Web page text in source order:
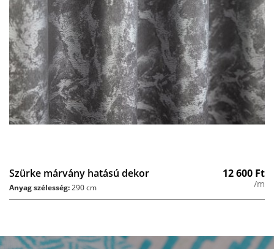
Szürke márvány hatású dekor 12 600 Ft
/m
Anyag szélesség:290 cm